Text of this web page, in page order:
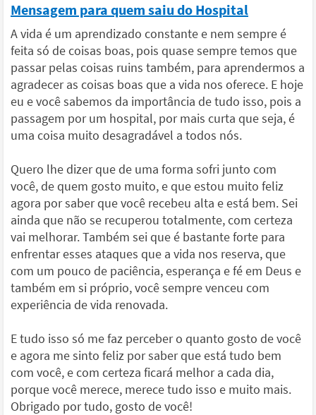
Mensagem para quem saiu do Hospital
A vida é um aprendizado constante e nem sempre é
feita só de coisas boas, pois quase sempre temos que
passar pelas coisas ruins também, para aprendermos a
agradecer as coisas boas que a vida nos oferece. E hoje
eu e você sabemos da importância de tudo isso, pois a
passagem por um hospital, por mais curta que seja, é
uma coisa muito desagradável a todos nós.
Quero lhe dizer que de uma forma sofri junto com
você, de quem gosto muito, e que estou muito feliz
agora por saber que você recebeu alta e está bem. Sei
ainda que não se recuperou totalmente, com certeza
vai melhorar. Também sei que é bastante forte para
enfrentar esses ataques que a vida nos reserva, que
com um pouco de paciência, esperança e fé em Deus e
também em si próprio, você sempre venceu com
experiência de vida renovada.
E tudo isso só me faz perceber o quanto gosto de você
e agora me sinto feliz por saber que está tudo bem
com você, e com certeza ficará melhor a cada dia,
porque você merece, merece tudo isso e muito mais.
Obrigado por tudo, gosto de você!